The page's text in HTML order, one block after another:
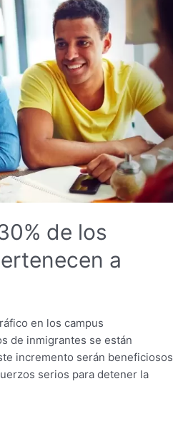
de los
a
en los campus
de inmigrantes se están
incremento serán beneficiosos
serios para detener la